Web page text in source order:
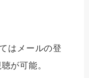
はメールの登
が可能。